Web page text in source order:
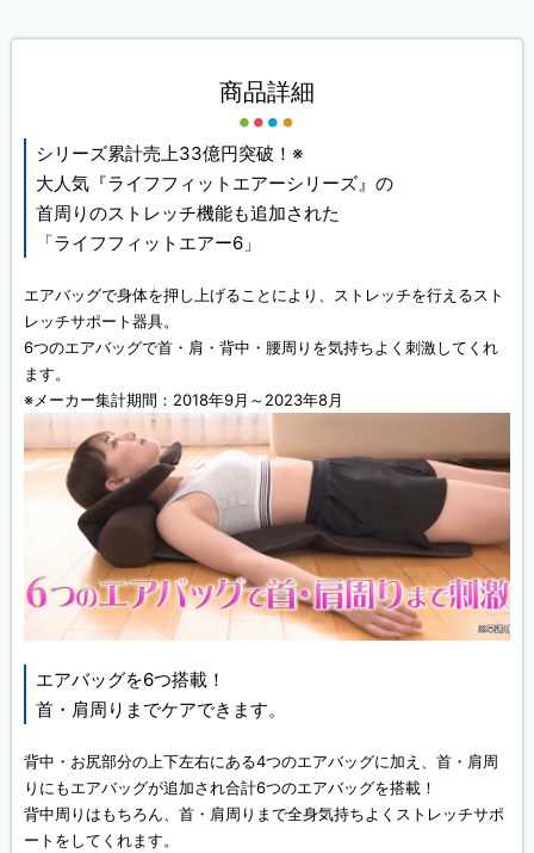
商品詳細
シリーズ累計売上33億円突破！※
大人気『ライフフィットエアーシリーズ』の
首周りのストレッチ機能も追加された
「ライフフィットエアー6」
エアバッグで身体を押し上げることにより、ストレッチを行えるスト
レッチサポート器具。
6つのエアバッグで首・肩・背中・腰周りを気持ちよく刺激してくれ
ます。
※メーカー集計期間：2018年9月～2023年8月
エアバッグを6つ搭載！
首・肩周りまでケアできます。
背中・お尻部分の上下左右にある4つのエアバッグに加え、首・肩周
りにもエアバッグが追加され合計6つのエアバッグを搭載！
背中周りはもちろん、首・肩周りまで全身気持ちよくストレッチサポ
ートをしてくれます。